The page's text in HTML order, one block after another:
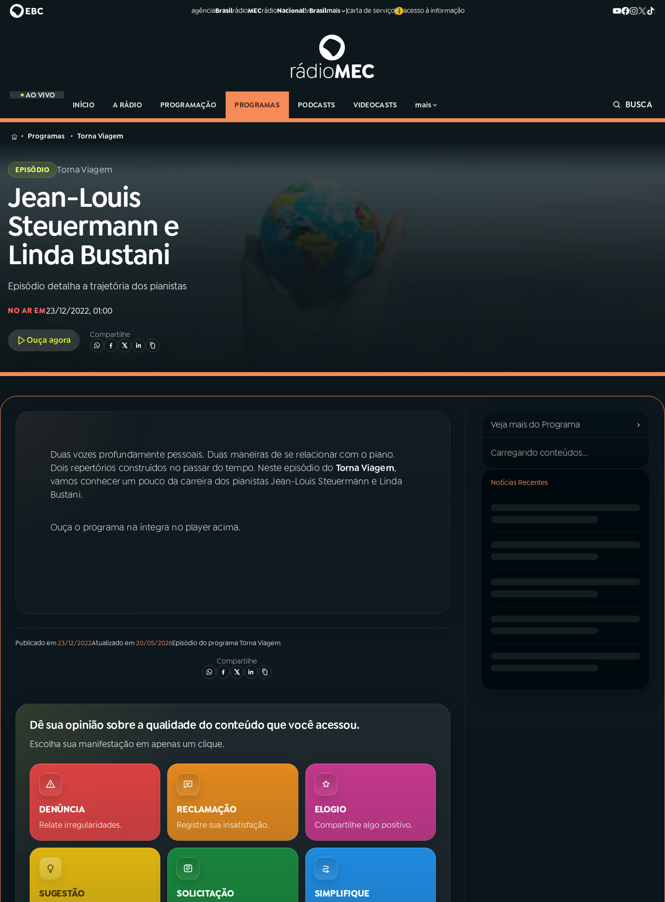
agênciaBrasilrádioMECrádioNacionaltvBrasilmais carta de serviço acesso à informação
AO VIVO
INÍCIO
A RÁDIO PROGRAMAÇÃO PROGRAMAS PODCASTS VIDEOCASTS mais BUSCA
MENU
Buscar
na
Rádio
MEC
01INÍCIO
02A RÁDIO
03PROGRAMAÇÃO
PROGRAMAS
PRÊMIO RÁDIO MEC
na
Rádio
Programas Torna Viagem
EPISÓDIO Torna Viagem
Jean-Louis
Steuermann e
Linda Bustani
Episódio detalha a trajetória dos pianistas
NO AR EM23/12/2022, 01:00
Ouça agora
Compartilhe
Duas vozes profundamente pessoais. Duas maneiras de se relacionar com o piano.
Dois repertórios construídos no passar do tempo. Neste episódio do Torna Viagem,
vamos conhecer um pouco da carreira dos pianistas Jean-Louis Steuermann e Linda
Bustani.
Ouça o programa na íntegra no player acima.
Publicado em23/12/2022Atualizado em20/05/2026Episódiodo programaTorna Viagem
Compartilhe
Dê sua opinião sobre a qualidade do conteúdo que você acessou.
Escolha sua manifestação em apenas um clique.
DENÚNCIA
Relate irregularidades.
RECLAMAÇÃO
Registre sua insatisfação.
ELOGIO
Compartilhe algo positivo.
SUGESTÃO SOLICITAÇÃO SIMPLIFIQUE
Veja mais do Programa ›
Carregando conteúdos...
Notícias Recentes